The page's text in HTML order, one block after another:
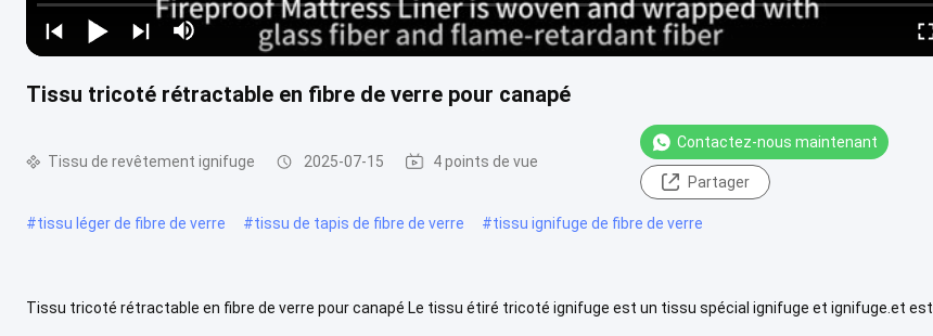
Tissu tricoté rétractable en fibre de verre pour canapé
Tissu de revêtement ignifuge 2025-07-15 4 points de vue
Contactez-nous maintenant
Partager
#tissu léger de fibre de verre #tissu de tapis de fibre de verre #tissu ignifuge de fibre de verre
Tissu tricoté rétractable en fibre de verre pour canapé Le tissu étiré tricoté ignifuge est un tissu spécial ignifuge et ignifuge.et est